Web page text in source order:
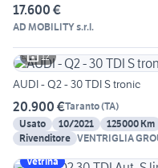
17.600 €
AD MOBILITY s.r.l.
12
AUDI - Q2 - 30 TDI S tronic
20.900 €Taranto(TA)
Usato
10/2021 125000 Km
Rivenditore VENTRIGLIA
Vetrina